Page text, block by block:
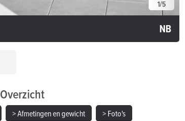
1/5
NB
Overzicht
> Afmetingen en gewicht > Foto's